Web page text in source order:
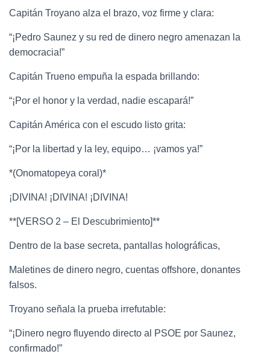
Capitán Troyano alza el brazo, voz firme y clara:
“¡Pedro Saunez y su red de dinero negro amenazan la
democracia!”
Capitán Trueno empuña la espada brillando:
“¡Por el honor y la verdad, nadie escapará!”
Capitán América con el escudo listo grita:
“¡Por la libertad y la ley, equipo… ¡vamos ya!”
*(Onomatopeya coral)*
¡DIVINA! ¡DIVINA! ¡DIVINA!
**[VERSO 2 – El Descubrimiento]**
Dentro de la base secreta, pantallas holográficas,
Maletines de dinero negro, cuentas offshore, donantes
falsos.
Troyano señala la prueba irrefutable:
“¡Dinero negro fluyendo directo al PSOE por Saunez,
confirmado!”